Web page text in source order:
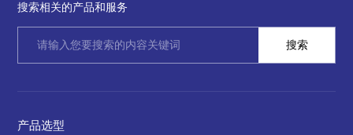
搜索相关的产品和服务
产品选型